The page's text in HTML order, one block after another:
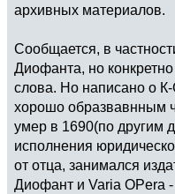
архивных материалов.
Сообщается, в
Диофанта, но
слова. Но написано о
хорошо образвавнным
умер в 1690(по другим
исполнения
от отца, занимался
Диофант и Varia OPera